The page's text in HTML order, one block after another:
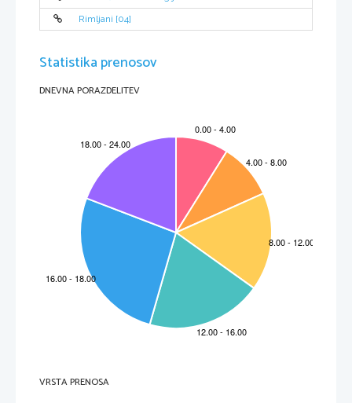
1. Uvod
Vse skupaj se sploh nebi zgodilo, če se nebi med leti 550 in 500 pr.Kr. zgodilo naslednje:
divje gorsko ljudstvo (Perzijci), ki je živelo na azijskem pogorju se je uprlo. Dolga leta so jim
vladali Asirci in Babilonci, vendar je Perzijcem končno prekipelo, imeli so dovolj nadvlade,
želeli so biti samostojni, zato so se zbrali in odpravili proti Babilonu. Babilonci so bili v veliki
številčni premoči, poleg tega so imeli veliko trdno obzidje, zato so se kopici konjenikom pred
obzidjem samo smejali. Še danes marsikdo ne more verjeti, vendar se je moral takrat zgoditi
pravi mali čudež, saj so Perzijci z izjemnim pogumom in željo zmagali. Seveda jim kaj takega
nebi uspelo brez pogumnega im modrega vodje
Kir
. Tako je Kir zavladal velikemu cesarstvu.
A to mu še ni bilo dovolj, zato se je odpravil v Egipt, kjer pa je med potjo umrl, tako da ga je
naledil njegov sin Kambiz, ki je tudi osvojil Egipt in strmoglavil faraona. Tako je bilo konec
egipčanskega cesarstva, ki je obstajalo skoraj 3000 let. S tem so Perzijci zavladali skoraj
vsemu tedaj znanemu svetu. A tukaj je poudarek predvsem na skoraj, saj Grčije še niso
osvojili, vendar to še zdaleč ne pomeni, da tega niso imeli v načrtu.
Slika št. 1,
Rimljani [04]
Statistika prenosov
DNEVNA PORAZDELITEV
VRSTA PRENOSA